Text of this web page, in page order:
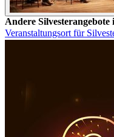
Andere Silvesterangebote
Veranstaltungsort für